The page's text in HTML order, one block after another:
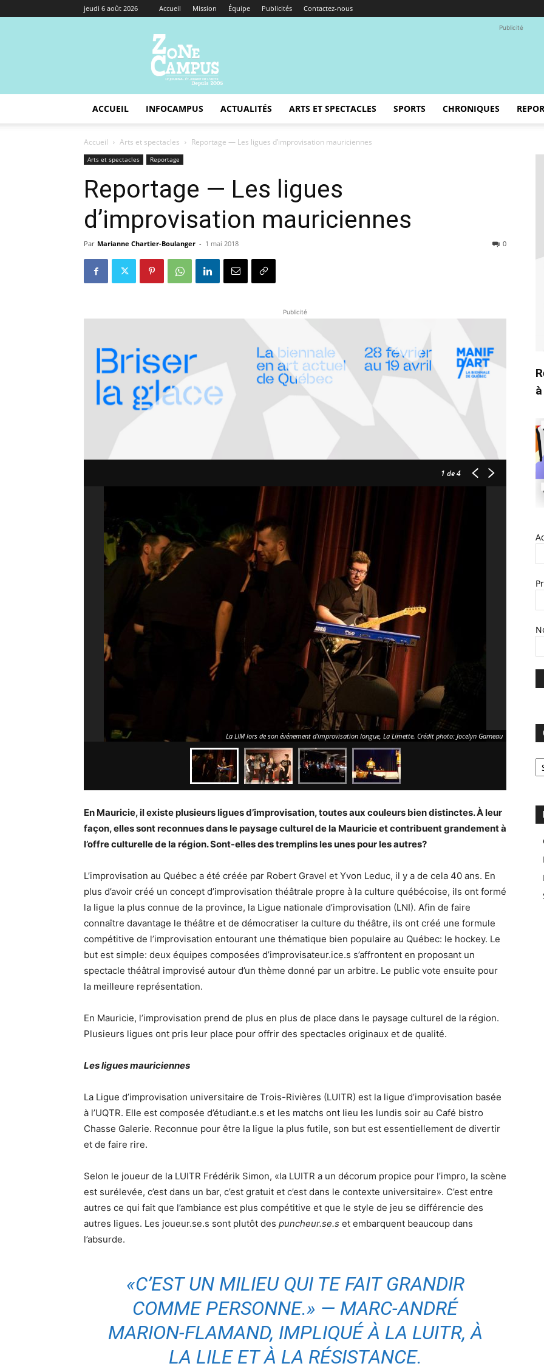
jeudi 6 août 2026 Accueil Mission Équipe Publicités Contactez-nous
Campus
Publicité
ACCUEIL INFOCAMPUS ACTUALITÉS ARTS ET SPECTACLES SPORTS CHRONIQUES
Accueil Arts et spectacles Reportage — Les ligues d’improvisation mauriciennes
Arts et spectacles Reportage
Reportage — Les ligues
d’improvisation mauriciennes
Par Marianne Chartier-Boulanger - 1 mai 2018 0
Publicité
1 de 4
La LIM lors de son événement d’improvisation longue, La Limette. Crédit photo: Jocelyn Garneau
En Mauricie, il existe plusieurs ligues d’improvisation, toutes aux couleurs bien distinctes. À leur
façon, elles sont reconnues dans le paysage culturel de la Mauricie et contribuent grandement à
l’offre culturelle de la région. Sont-elles des tremplins les unes pour les autres?
L’improvisation au Québec a été créée par Robert Gravel et Yvon Leduc, il y a de cela 40 ans. En
plus d’avoir créé un concept d’improvisation théâtrale propre à la culture québécoise, ils ont formé
la ligue la plus connue de la province, la Ligue nationale d’improvisation (LNI). Afin de faire
connaître davantage le théâtre et de démocratiser la culture du théâtre, ils ont créé une formule
compétitive de l’improvisation entourant une thématique bien populaire au Québec: le hockey. Le
but est simple: deux équipes composées d’improvisateur.ice.s s’affrontent en proposant un
spectacle théâtral improvisé autour d’un thème donné par un arbitre. Le public vote ensuite pour
la meilleure représentation.
En Mauricie, l’improvisation prend de plus en plus de place dans le paysage culturel de la région.
Plusieurs ligues ont pris leur place pour offrir des spectacles originaux et de qualité.
Les ligues mauriciennes
La Ligue d’improvisation universitaire de Trois-Rivières (LUITR) est la ligue d’improvisation basée
à l’UQTR. Elle est composée d’étudiant.e.s et les matchs ont lieu les lundis soir au Café bistro
Chasse Galerie. Reconnue pour être la ligue la plus futile, son but est essentiellement de divertir
et de faire rire.
Selon le joueur de la LUITR Frédérik Simon, «la LUITR a un décorum propice pour l’impro, la scène
est surélevée, c’est dans un bar, c’est gratuit et c’est dans le contexte universitaire». C’est entre
autres ce qui fait que l’ambiance est plus compétitive et que le style de jeu se différencie des
autres ligues. Les joueur.se.s sont plutôt des puncheur.se.s et embarquent beaucoup dans
l’absurde.
«C’EST UN MILIEU QUI TE FAIT GRANDIR
COMME PERSONNE.» — MARC-ANDRÉ
MARION-FLAMAND, IMPLIQUÉ À LA LUITR, À
LA LILE ET À LA RÉSISTANCE.